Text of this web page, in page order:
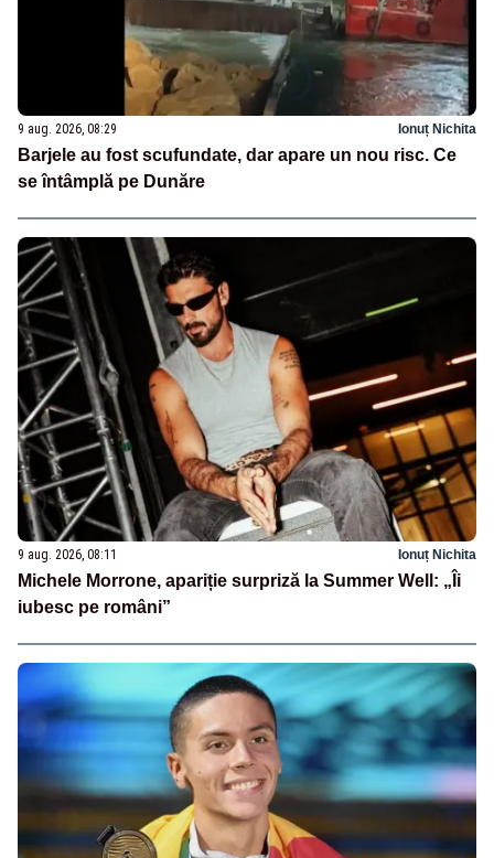
9 aug. 2026, 08:29 Ionuț Nichita
Barjele au fost scufundate, dar apare un nou risc. Ce
se întâmplă pe Dunăre
9 aug. 2026, 08:11 Ionuț Nichita
Michele Morrone, apariție surpriză la Summer Well: „Îi
iubesc pe români”